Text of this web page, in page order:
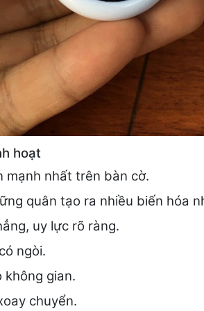
hoạt
mạnh nhất trên bàn cờ.
quân tạo ra nhiều biến hóa
uy lực rõ ràng.
ngòi.
không gian.
chuyển.